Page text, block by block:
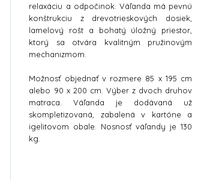
relaxáciu a odpočinok. Váľanda má pevnú
konštrukciu z drevotrieskových dosiek,
lamelový rošt a bohatý úložný priestor,
ktorý sa otvára kvalitným pružinovým
mechanizmom.
Možnosť objednať v rozmere 85 x 195 cm
alebo 90 x 200 cm. Výber z dvoch druhov
matraca. Váľanda je dodávaná už
skompletizovaná, zabalená v kartóne a
igelitovom obale. Nosnosť váľandy je 130
kg.